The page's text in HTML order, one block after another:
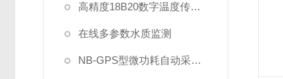
高精度18B20数字温度传感器
在线多参数水质监测
NB-GPS型微功耗自动采集系统